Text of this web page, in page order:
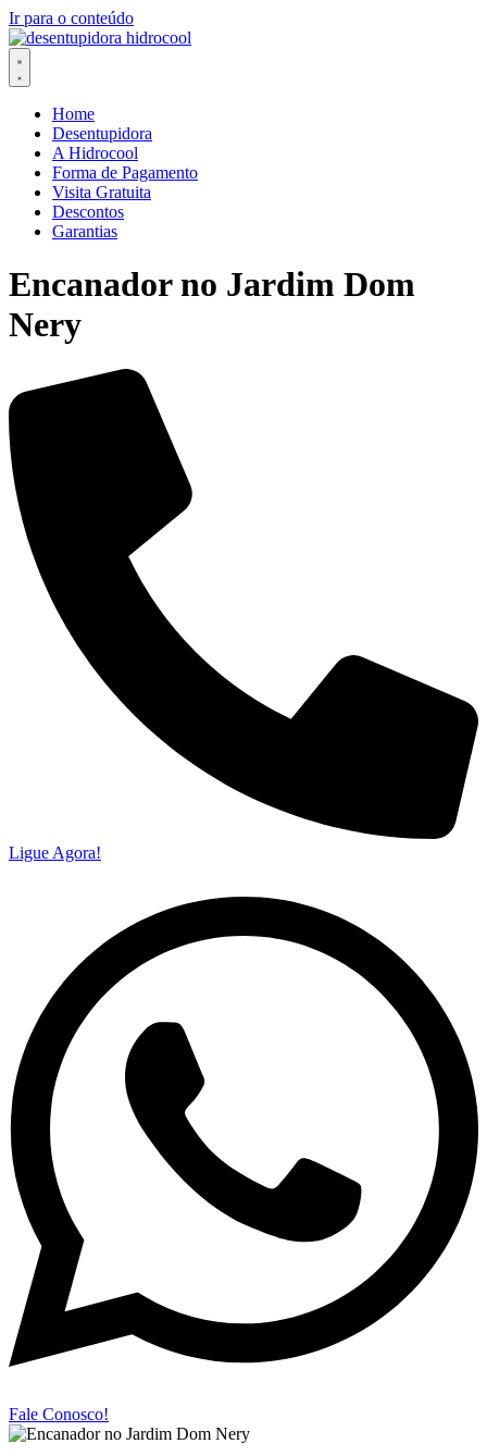
Ir para o conteúdo
Home
Desentupidora
A Hidrocool
Forma de Pagamento
Visita Gratuita
Descontos
Garantias
Encanador no Jardim Dom
Nery
Ligue Agora!
Fale Conosco!